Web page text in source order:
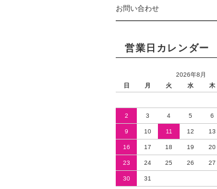
お問い合わせ
営業日カレンダー
2026年8月
日
月 火 水 木
2 3 4 5 6
9 10 11 12 13
16 17 18 19 20
23 24 25 26 27
30 31